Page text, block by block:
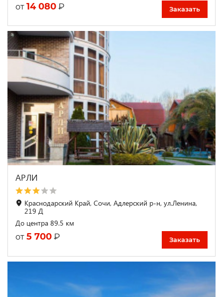
от 14 080 ₽ Заказать
АРЛИ
Краснодарский Край, Сочи, Адлерский р-н, ул.Ленина,
219 Д
До центра 89.5 км
от 5 700 ₽ Заказать